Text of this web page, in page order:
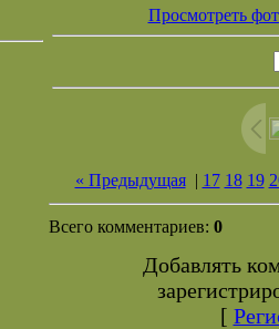
Просмотреть
« Предыдущая| 17 18 19
Всего комментариев: 0
Добавлять
[